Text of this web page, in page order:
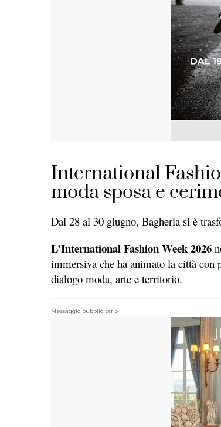
International
moda sposa e
Dal 28 al 30 giugno, Bagheria si è
L’International Fashion Week 2026
immersiva che ha animato la città con
dialogo moda, arte e territorio.
Messaggio pubblicitario